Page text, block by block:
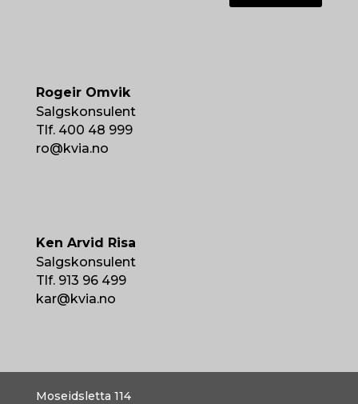
Rogeir Omvik
Salgskonsulent
Tlf. 400 48 999
ro@kvia.no
Ken Arvid Risa
Salgskonsulent
Tlf. 913 96 499
kar@kvia.no
Moseidsletta 114